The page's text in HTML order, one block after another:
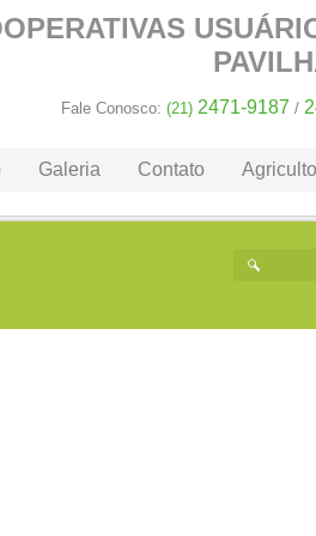
Fale Conosco: (21) 2471-9187 /
Galeria Contato